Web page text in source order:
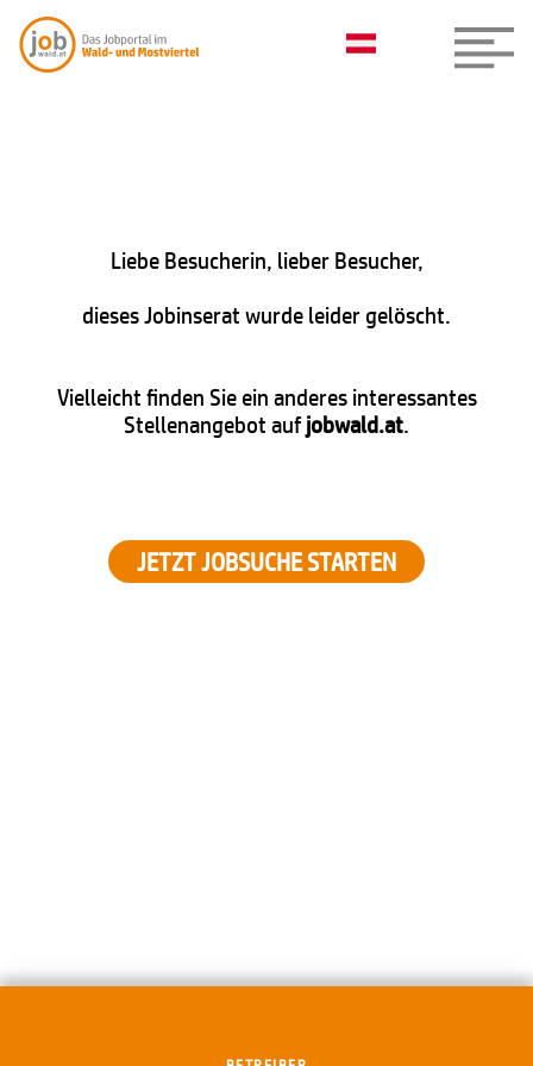
Liebe Besucherin, lieber Besucher,
dieses Jobinserat wurde leider gelöscht.
Vielleicht finden Sie ein anderes interessantes
Stellenangebot aufjobwald.at.
JETZT JOBSUCHE STARTEN